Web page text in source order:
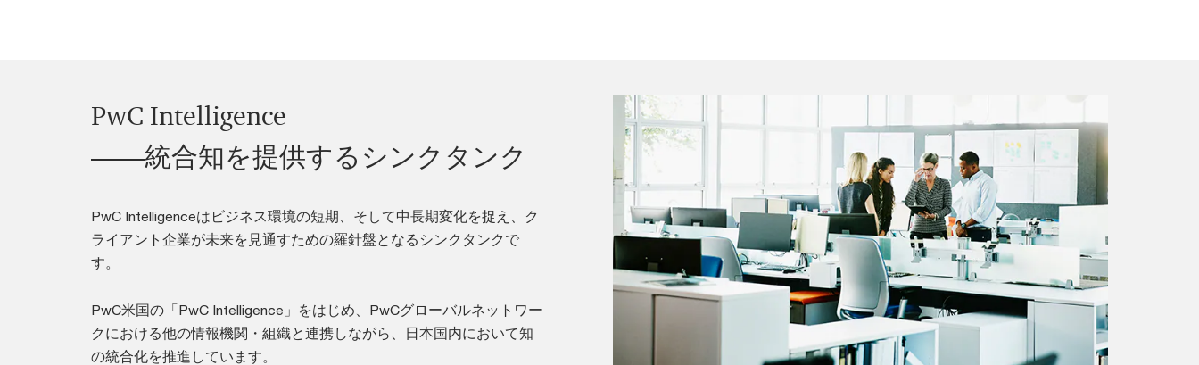
PwC Intelligence
――統合知を提供するシンクタンク
PwC Intelligenceはビジネス環境の短期、そして中長期変化を捉え、ク
ライアント企業が未来を見通すための羅針盤となるシンクタンクで
す。
PwC米国の「PwC Intelligence」をはじめ、PwCグローバルネットワー
クにおける他の情報機関・組織と連携しながら、日本国内において知
の統合化を推進しています。